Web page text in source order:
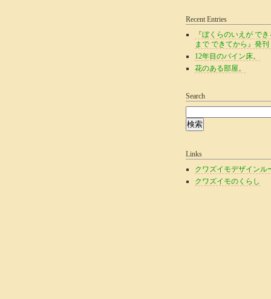
Recent Entries
『ぼくらのいえが でき
まで できてから』発刊
12年目のパイン床。
花のある部屋。
Search
Links
クワズイモデザインル
クワズイモのくらし